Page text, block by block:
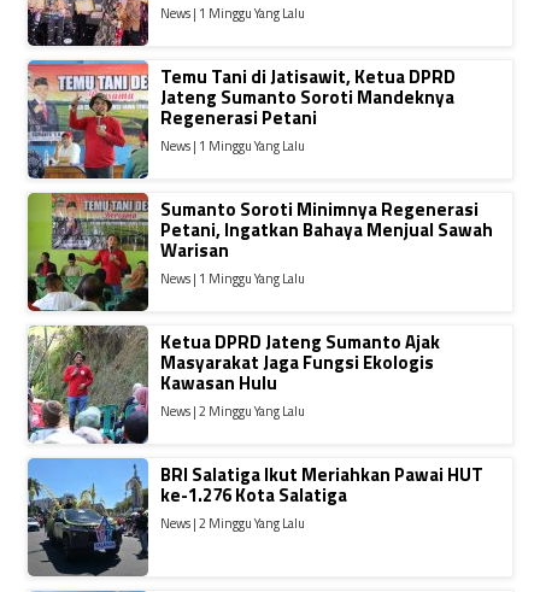
News | 1 Minggu Yang Lalu
Temu Tani di Jatisawit, Ketua DPRD
Jateng Sumanto Soroti Mandeknya
Regenerasi Petani
News | 1 Minggu Yang Lalu
Sumanto Soroti Minimnya Regenerasi
Petani, Ingatkan Bahaya Menjual Sawah
Warisan
News | 1 Minggu Yang Lalu
Ketua DPRD Jateng Sumanto Ajak
Masyarakat Jaga Fungsi Ekologis
Kawasan Hulu
News | 2 Minggu Yang Lalu
BRI Salatiga Ikut Meriahkan Pawai HUT
ke-1.276 Kota Salatiga
News | 2 Minggu Yang Lalu